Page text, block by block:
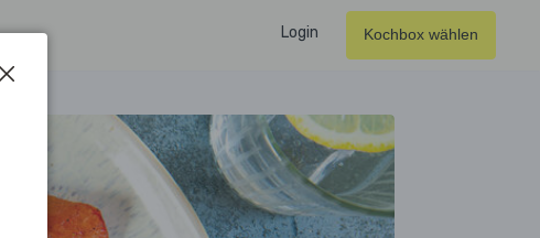
Login Kochbox wählen